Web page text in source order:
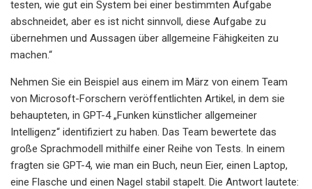
testen, wie gut ein System bei einer bestimmten Aufgabe
abschneidet, aber es ist nicht sinnvoll, diese Aufgabe zu
übernehmen und Aussagen über allgemeine Fähigkeiten zu
machen.“
Nehmen Sie ein Beispiel aus einem im März von einem Team
von Microsoft-Forschern veröffentlichten Artikel, in dem sie
behaupteten, in GPT-4 „Funken künstlicher allgemeiner
Intelligenz“ identifiziert zu haben. Das Team bewertete das
große Sprachmodell mithilfe einer Reihe von Tests. In einem
fragten sie GPT-4, wie man ein Buch, neun Eier, einen Laptop,
eine Flasche und einen Nagel stabil stapelt. Die Antwort lautete: